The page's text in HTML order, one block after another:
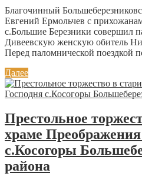
Благочинный
Евгений Ермольчев с
с.Большие Березники совершил
Дивеевскую женскую обитель
Перед паломнической поездкой
Далее
Престольное
храме
с.Косогоры
района